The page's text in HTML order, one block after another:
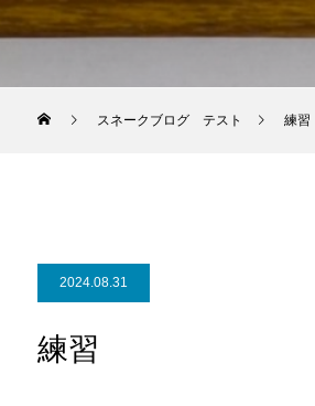
スネークブログ テスト 練習
2024.08.31
練習